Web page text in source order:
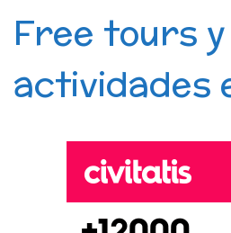
Free tours y
actividades